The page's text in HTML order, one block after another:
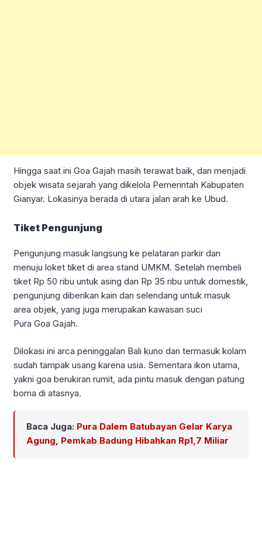
Hingga saat ini Goa Gajah masih terawat baik, dan menjadi
objek wisata sejarah yang dikelola Pemerintah Kabupaten
Gianyar. Lokasinya berada di utara jalan arah ke Ubud.
Tiket Pengunjung
Pengunjung masuk langsung ke pelataran parkir dan
menuju loket tiket di area stand UMKM. Setelah membeli
tiket Rp 50 ribu untuk asing dan Rp 35 ribu untuk domestik,
pengunjung diberikan kain dan selendang untuk masuk
area objek, yang juga merupakan kawasan suci
Pura Goa Gajah.
Dilokasi ini arca peninggalan Bali kuno dan termasuk kolam
sudah tampak usang karena usia. Sementara ikon utama,
yakni goa berukiran rumit, ada pintu masuk dengan patung
boma di atasnya.
Baca Juga: Pura Dalem Batubayan Gelar Karya
Agung, Pemkab Badung Hibahkan Rp1,7 Miliar